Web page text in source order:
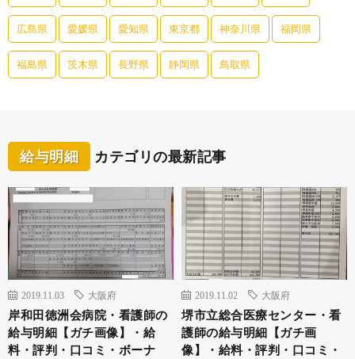
広島県 愛媛県 愛知県 東京都 神奈川県 福岡県
福島県 茨木県 長野県 静岡県 鳥取県
給与明細 カテゴリの最新記事
2019.11.03 大阪府
岸和田徳洲会病院・看護師の
給与明細【ガチ画像】・給
料・評判・口コミ・ボーナ
2019.11.02 大阪府
堺市立総合医療センター・看
護師の給与明細【ガチ画
像】・給料・評判・口コミ・